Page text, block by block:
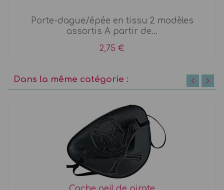
Porte-dague/épée en tissu 2 modèles
assortis A partir de...
2,75 €
Dans la même catégorie :